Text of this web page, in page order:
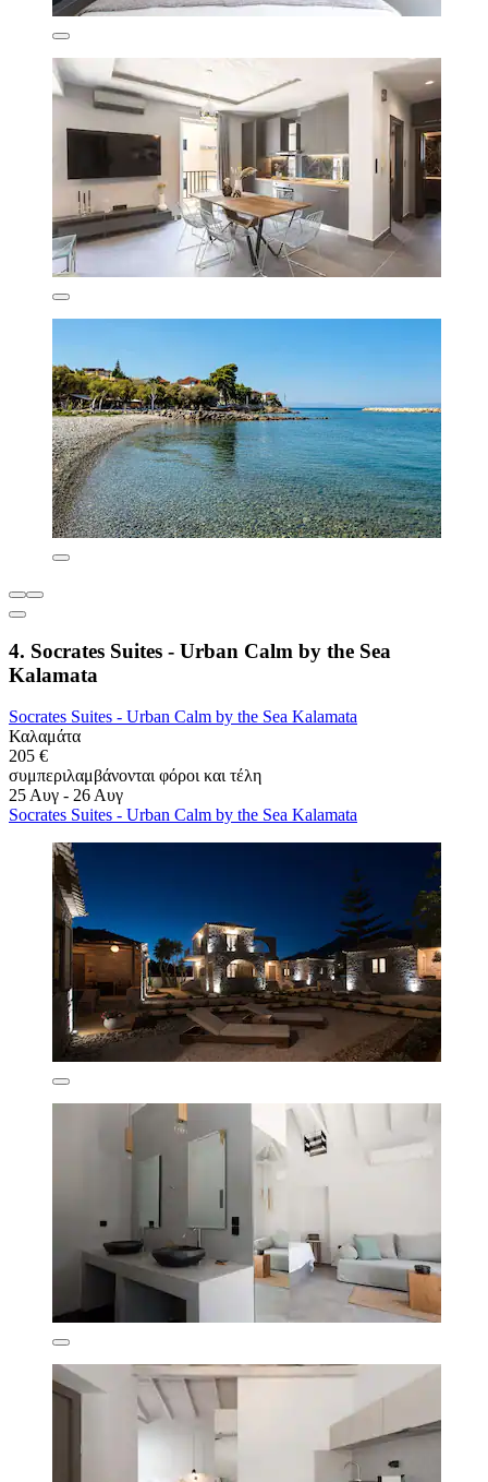
4. Socrates Suites - Urban Calm by the Sea
Kalamata
Socrates Suites - Urban Calm by the Sea Kalamata
Καλαμάτα
205 €
συμπεριλαμβάνονται φόροι και τέλη
25 Αυγ - 26 Αυγ
Socrates Suites - Urban Calm by the Sea Kalamata